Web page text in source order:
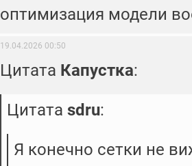
оптимизация модели
19.04.2026 00:50
Цитата Капустка:
Цитата sdru:
Я конечно сетки не